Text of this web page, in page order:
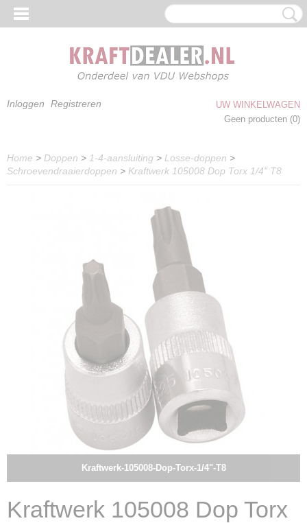
Inloggen Registreren
UW WINKELWAGEN
Geen producten (0)
Home > Doppen > 1-4-aansluiting > Losse-doppen >
Schroevendraaierdoppen > Kraftwerk 105008 Dop Torx 1/4" T8
Kraftwerk-105008-Dop-Torx-1/4"-T8
Kraftwerk 105008 Dop Torx